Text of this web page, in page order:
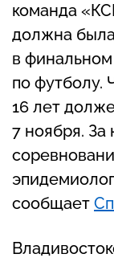
команда
должна
в
по футболу.
16 лет
7 ноября. За
сообщает